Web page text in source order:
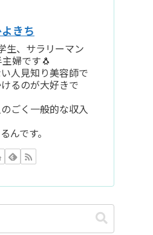
きち
生、サラリーマン
婦です🐧
人見知り美容師で
るのが大好きで
ごく一般的な収入
んです。